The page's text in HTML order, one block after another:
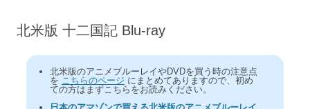
北米版 十二国記 Blu-ray
北米版のアニメブルーレイやDVDを買う時の注意点
を こちらのページ にまとめてありますので、初め
ての方はまずこちらをお読みください。